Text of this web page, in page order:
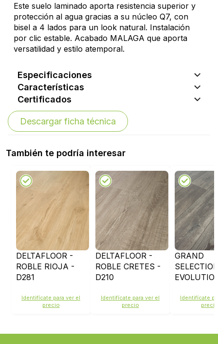
Este suelo laminado aporta resistencia superior y
protección al agua gracias a su núcleo Q7, con
bisel a 4 lados para un look natural. Instalación
por clic estable. Acabado MALAGA que aporta
versatilidad y estilo atemporal.
Especificaciones
Características
Certificados
Descargar ficha técnica
También te podría interesar
DELTAFLOOR -
ROBLE RIOJA -
D281
Identifícate para ver el
precio
DELTAFLOOR -
ROBLE CRETES -
D210
Identifícate para ver el
precio
GRAND
D4510
Identifícate
precio